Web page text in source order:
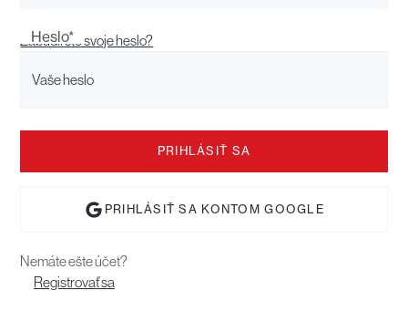
Heslo*
Zabudli ste svoje heslo?
PRIHLÁSIŤ SA KONTOM GOOGLE
Nemáte ešte účet?
Registrovať sa